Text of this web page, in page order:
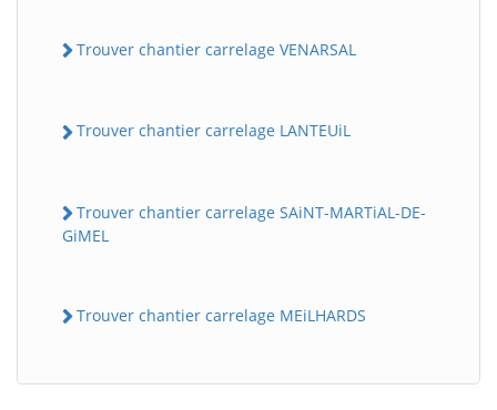
Trouver chantier carrelage VENARSAL
Trouver chantier carrelage LANTEUiL
Trouver chantier carrelage SAiNT-MARTiAL-DE-
GiMEL
Trouver chantier carrelage MEiLHARDS